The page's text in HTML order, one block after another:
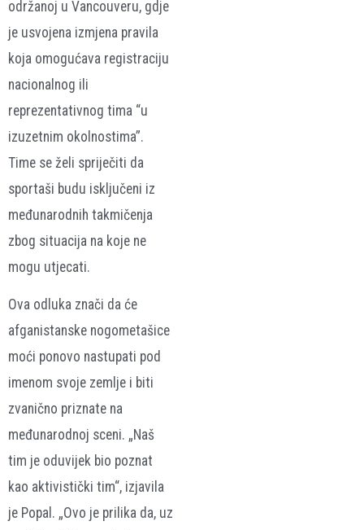
održanoj u Vancouveru, gdje
je usvojena izmjena pravila
koja omogućava registraciju
nacionalnog ili
reprezentativnog tima “u
izuzetnim okolnostima”.
Time se želi spriječiti da
sportaši budu isključeni iz
međunarodnih takmičenja
zbog situacija na koje ne
mogu utjecati.
Ova odluka znači da će
afganistanske nogometašice
moći ponovo nastupati pod
imenom svoje zemlje i biti
zvanično priznate na
međunarodnoj sceni. „Naš
tim je oduvijek bio poznat
kao aktivistički tim“, izjavila
je Popal. „Ovo je prilika da, uz